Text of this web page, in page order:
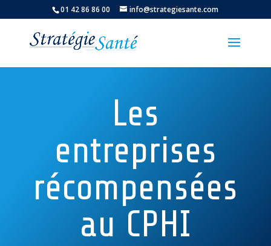
01 42 86 86 00 info@strategiesante.com
Les
entreprises
récompensées
au CPHI